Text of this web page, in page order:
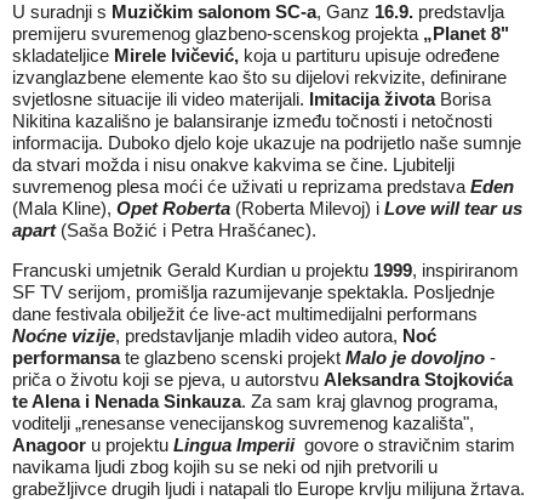
U suradnji s Muzičkim salonom SC-a, Ganz 16.9. predstavlja
premijeru svuremenog glazbeno-scenskog projekta „Planet 8"
skladateljice Mirele Ivičević, koja u partituru upisuje određene
izvanglazbene elemente kao što su dijelovi rekvizite, definirane
svjetlosne situacije ili video materijali. Imitacija života Borisa
Nikitina kazališno je balansiranje između točnosti i netočnosti
informacija. Duboko djelo koje ukazuje na podrijetlo naše sumnje
da stvari možda i nisu onakve kakvima se čine. Ljubitelji
suvremenog plesa moći će uživati u reprizama predstava Eden
(Mala Kline), Opet Roberta (Roberta Milevoj) i Love will tear us
apart(Saša Božić i Petra Hrašćanec).
Francuski umjetnik Gerald Kurdian u projektu 1999, inspiriranom
SF TV serijom, promišlja razumijevanje spektakla. Posljednje
dane festivala obilježit će live-act multimedijalni performans
Noćne vizije, predstavljanje mladih video autora, Noć
performansate glazbeno scenski projekt Malo je dovoljno -
priča o životu koji se pjeva, u autorstvu Aleksandra Stojkovića
te Alena i Nenada Sinkauza. Za sam kraj glavnog programa,
voditelji „renesanse venecijanskog suvremenog kazališta",
Anagoor u projektu Lingua Imperiigovore o stravičnim starim
navikama ljudi zbog kojih su se neki od njih pretvorili u
grabežljivce drugih ljudi i natapali tlo Europe krvlju milijuna žrtava.